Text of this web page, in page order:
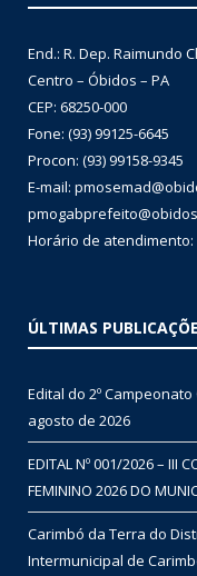
End.: R. Dep. Raimundo
Centro – Óbidos – PA
CEP: 68250-000
Fone: (93) 99125-6645
Procon: (93) 99158-9345
E-mail:
Horário de atendimento:
ÚLTIMAS
Edital do 2º
agosto de 2026
EDITAL Nº 001/2026 – III
FEMININO 2026 DO
Carimbó da Terra do
Intermunicipal de